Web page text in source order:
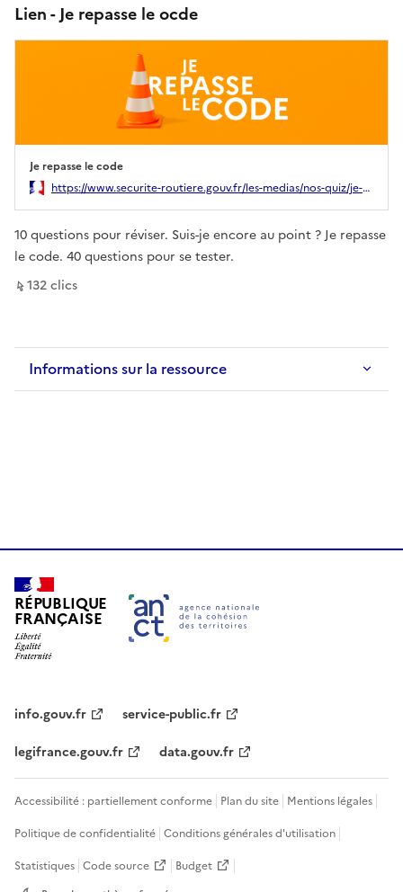
Lien - Je repasse le ocde
Je repasse le code
Ouverture dans un nouvel onglet
https://www.securite-routiere.gouv.fr/les-medias/nos-quiz/je-repasse-le-code
10 questions pour réviser. Suis-je encore au point ? Je repasse
le code. 40 questions pour se tester.
132clics
sur ce lien
Informations sur la ressource
RÉPUBLIQUE
FRANÇAISE
info.gouv.fr
service-public.fr
legifrance.gouv.fr
data.gouv.fr
Accessibilité : partiellement conforme Plan du site Mentions légales
Politique de confidentialité Conditions générales d'utilisation
Statistiques Code source
Budget